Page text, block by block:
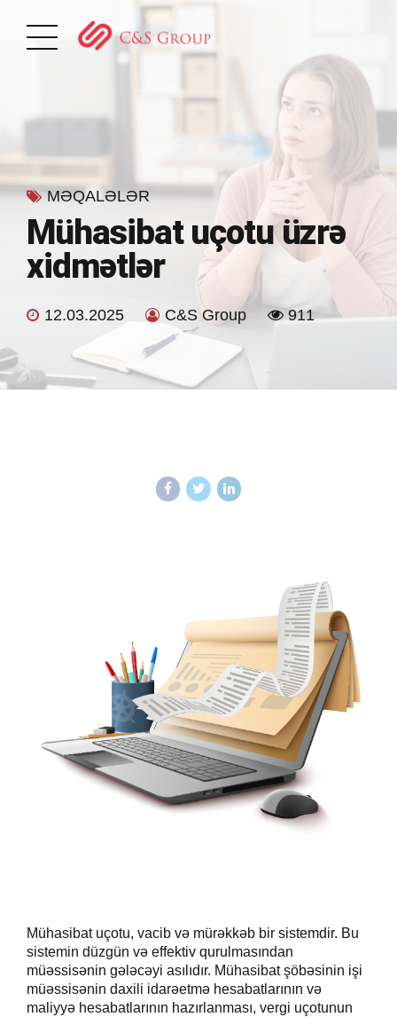
MƏQALƏLƏR
Mühasibat uçotu üzrə
xidmətlər
12.03.2025 C&S Group 911
Mühasibat uçotu, vacib və mürəkkəb bir sistemdir. Bu
sistemin düzgün və effektiv qurulmasından
müəssisənin gələcəyi asılıdır. Mühasibat şöbəsinin işi
müəssisənin daxili idarəetmə hesabatlarının və
maliyyə hesabatlarının hazırlanması, vergi uçotunun